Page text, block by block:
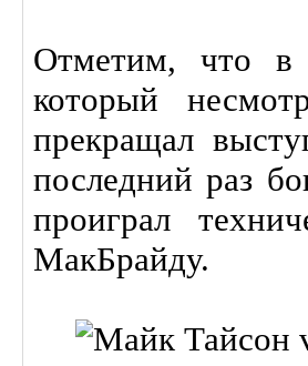
Отметим, что в
который
прекращал
последний раз
проиграл
МакБрайду.